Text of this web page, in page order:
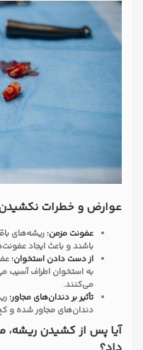
عوارض و خطرات
عفونت مزمن: ریشه‌های
باشند و باعث ایجاد
از دست دادن استخوان:
به استخوان اطراف آسیب
می‌کنند.
تأثیر بر دندان‌های مجاور:
دندان‌های مجاور شده و
آیا پس از کشیدن ریشه،